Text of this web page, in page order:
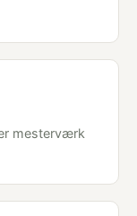
mesterværk